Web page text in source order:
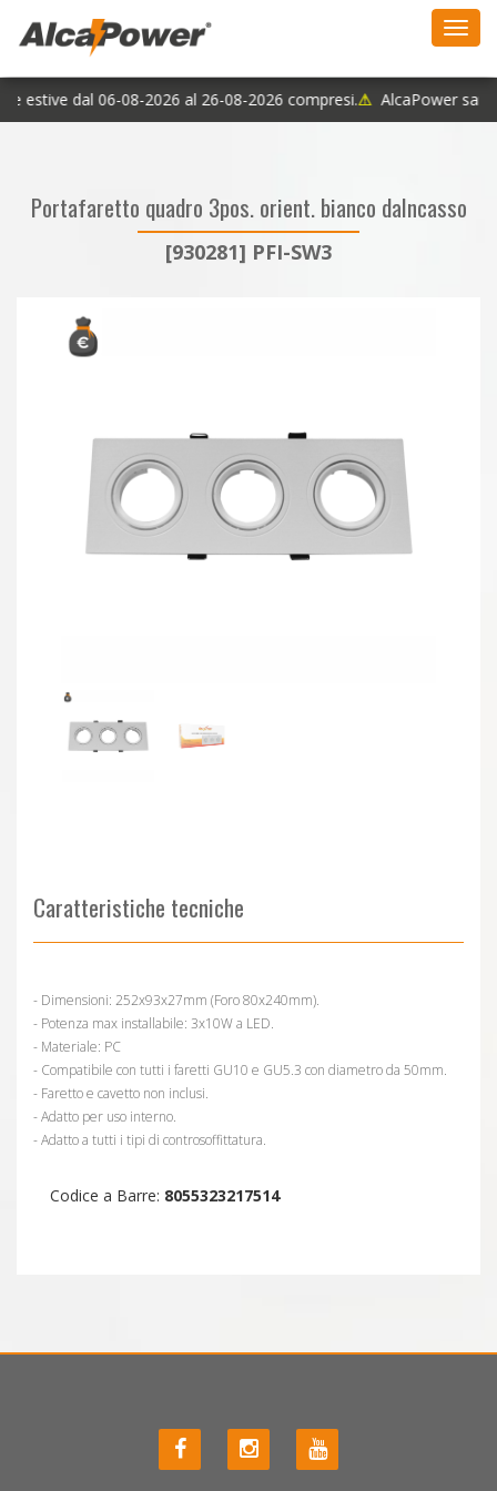
estive dal 06-08-2026 al 26-08-2026 compresi.⚠AlcaPower sarà
Portafaretto quadro 3pos. orient. bianco daIncasso
[930281] PFI-SW3
Caratteristiche tecniche
- Dimensioni: 252x93x27mm (Foro 80x240mm).
- Potenza max installabile: 3x10W a LED.
- Materiale: PC
- Compatibile con tutti i faretti GU10 e GU5.3 con diametro da 50mm.
- Faretto e cavetto non inclusi.
- Adatto per uso interno.
- Adatto a tutti i tipi di controsoffittatura.
Codice a Barre: 8055323217514